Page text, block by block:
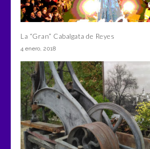
La “Gran” Cabalgata de Reyes
4 enero, 2018